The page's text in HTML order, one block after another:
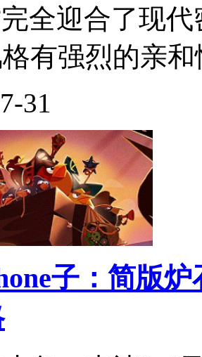
全迎合了现
有强烈的亲
31
子：简版